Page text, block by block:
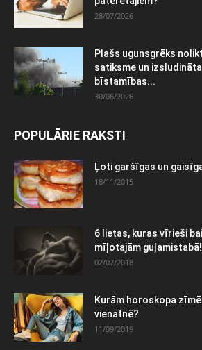
28/07/2026
Plašs ugunsgrēks
satiksme un
bīstamības...
30/06/2026
POPULĀRIE RAKSTI
Ļoti garšīgas un
18/11/2015
6 lietas, kuras vīrieši
mīļotajām guļamistabā!
02/07/2018
Kurām horoskopa
vienatnē?
11/09/2019